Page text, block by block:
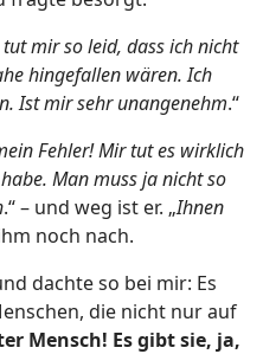
tut mir so leid, dass ich nicht
hingefallen wären. Ich
Ist mir sehr unangenehm.“
Fehler! Mir tut es wirklich
Man muss ja nicht so
.“ – und weg ist er. „Ihnen
noch nach.
dachte so bei mir: Es
die nicht nur auf
Mensch! Es gibt sie, ja,